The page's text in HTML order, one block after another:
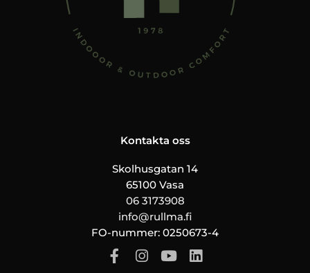
Kontakta oss
Skolhusgatan 14
65100 Vasa
06 3173908
info@rullma.fi
FO-nummer: 0250673-4
F
a
c
I
n
s
Y
o
u
L
i
n